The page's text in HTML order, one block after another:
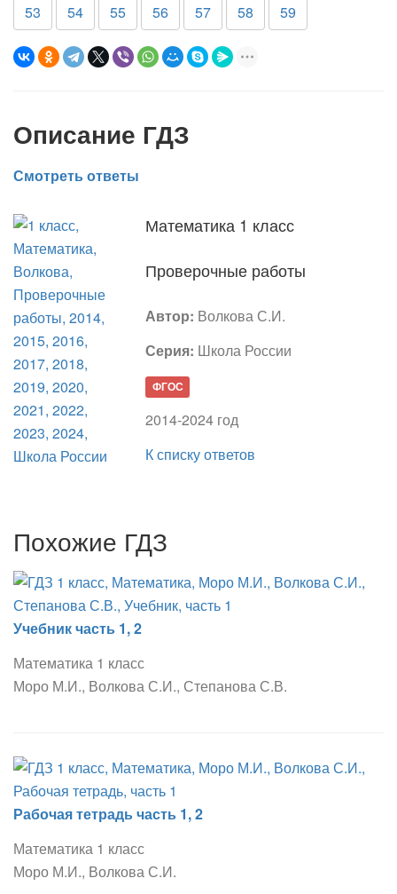
53
54 55 56 57 58 59
Описание ГДЗ
Смотреть ответы
Математика 1 класс
Проверочные работы
Автор: Волкова С.И.
Серия: Школа России
ФГОС
2014-2024 год
К списку ответов
Похожие ГДЗ
Учебник часть 1, 2
Математика 1 класс
Моро М.И., Волкова С.И., Степанова С.В.
Рабочая тетрадь часть 1, 2
Математика 1 класс
Моро М.И., Волкова С.И.